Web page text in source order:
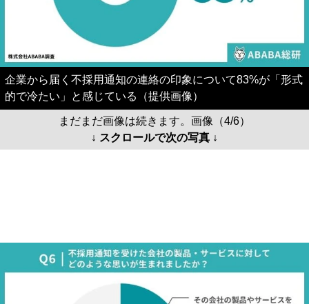
企業から届く不採用通知の連絡の印象について83%が「形式
的で冷たい」と感じている（提供画像）
まだまだ画像は続きます。画像（4/6）
↓ スクロールで次の写真 ↓